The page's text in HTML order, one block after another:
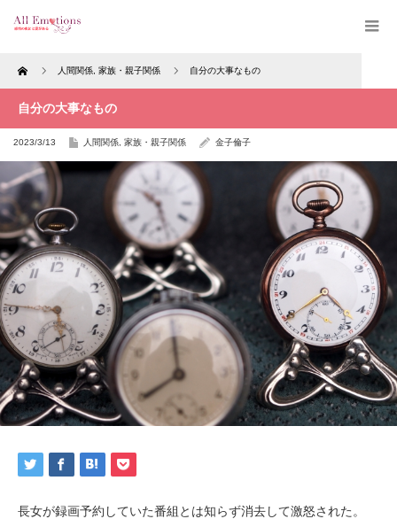
Home 人間関係 家族・親子関係 自分の大事なもの
自分の大事なもの
2023/3/13 人間関係 家族・親子関係 金子倫子
長女が録画予約していた番組とは知らず消去して激怒された。